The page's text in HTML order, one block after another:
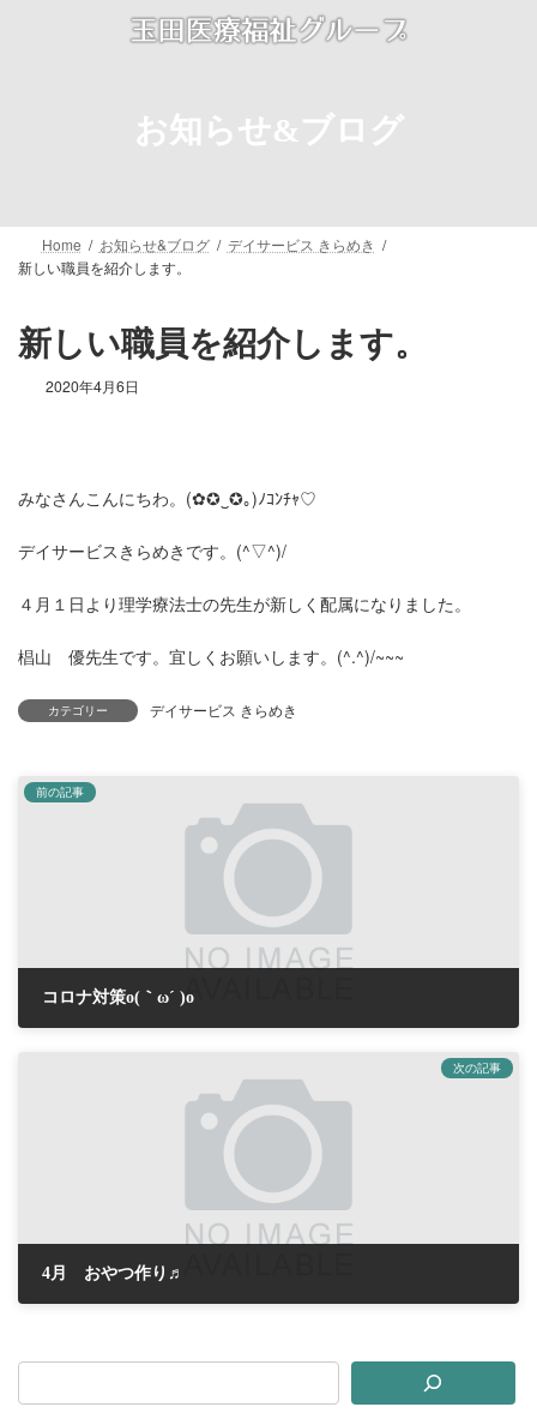
お知らせ&ブログ
Home お知らせ&ブログ
デイサービス きらめき
新しい職員を紹介します。
新しい職員を紹介します。
2020年4月6日
みなさんこんにちわ。(✿✪‿✪｡)ﾉｺﾝﾁｬ♡
デイサービスきらめきです。(^▽^)/
４月１日より理学療法士の先生が新しく配属になりました。
椙山 優先生です。宜しくお願いします。(^.^)/~~~
カテゴリー デイサービス きらめき
前の記事
コロナ対策o(｀ω´ )o
次の記事
4月 おやつ作り♬